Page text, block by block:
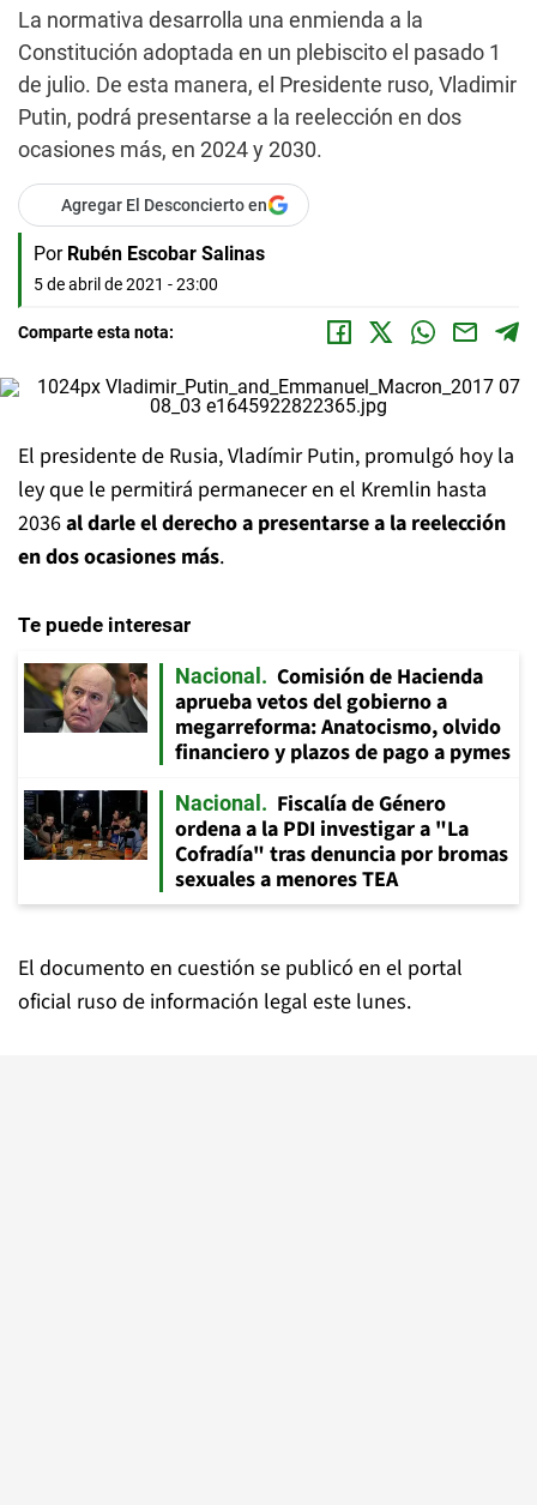
La normativa desarrolla una enmienda a la
Constitución adoptada en un plebiscito el pasado 1
de julio. De esta manera, el Presidente ruso, Vladimir
Putin, podrá presentarse a la reelección en dos
ocasiones más, en 2024 y 2030.
Agregar El Desconcierto en
Por Rubén Escobar Salinas
5 de abril de 2021 - 23:00
Comparte esta nota:
El presidente de Rusia, Vladímir Putin, promulgó hoy la
ley que le permitirá permanecer en el Kremlin hasta
2036al darle el derecho a presentarse a la reelección
en dos ocasiones más.
Te puede interesar
Nacional
Comisión de Hacienda
aprueba vetos del gobierno a
megarreforma: Anatocismo, olvido
financiero y plazos de pago a pymes
Nacional
Fiscalía de Género
ordena a la PDI investigar a "La
Cofradía" tras denuncia por bromas
sexuales a menores TEA
El documento en cuestión se publicó en el portal
oficial ruso de información legal este lunes.